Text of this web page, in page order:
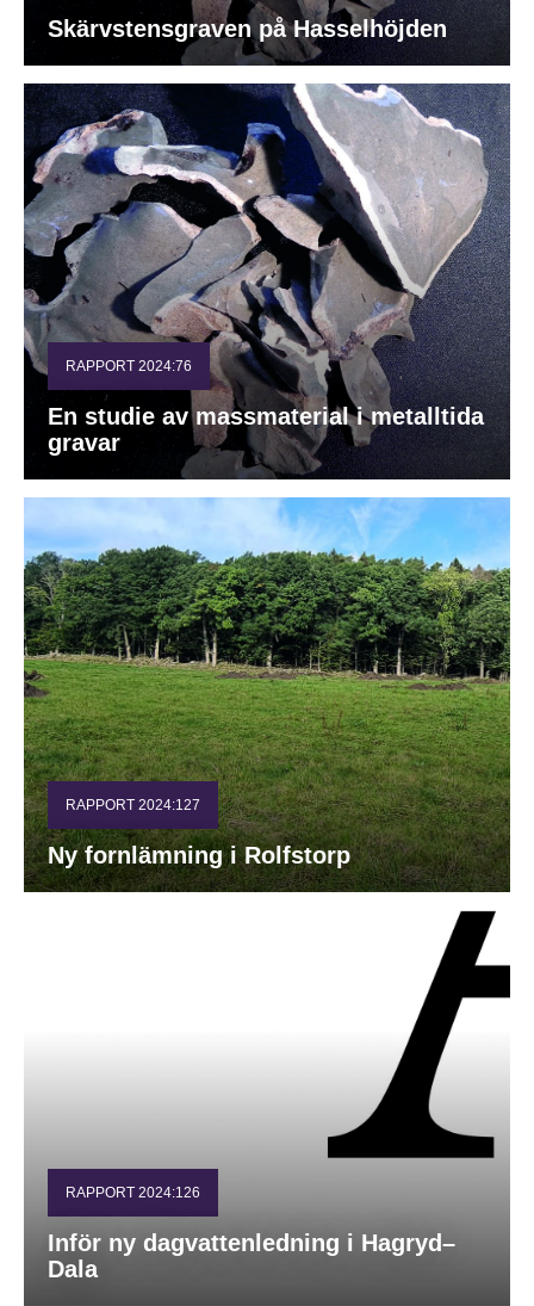
Skärvstensgraven på Hasselhöjden
RAPPORT 2024:76
En studie av massmaterial i metalltida
gravar
RAPPORT 2024:127
Ny fornlämning i Rolfstorp
RAPPORT 2024:126
Inför ny dagvattenledning i Hagryd–
Dala